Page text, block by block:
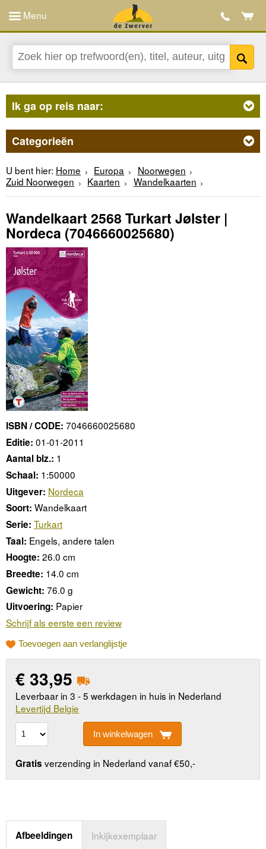
Menu
Ik ga op reis naar:
Categorieën
U bent hier: Home Europa
Noorwegen
Zuid Noorwegen
Kaarten Wandelkaarten
Wandelkaart 2568 Turkart Jølster |
Nordeca (7046660025680)
ISBN / CODE: 7046660025680
Editie: 01-01-2011
Aantal blz.: 1
Schaal: 1:50000
Uitgever: Nordeca
Soort: Wandelkaart
Serie: Turkart
Taal: Engels, andere talen
Hoogte: 26.0 cm
Breedte: 14.0 cm
Gewicht: 76.0 g
Uitvoering: Papier
Schrijf als eerste een review
Toevoegen aan verlanglijstje
€ 33,95
Leverbaar in 3 - 5 werkdagen in huis in Nederland
Levertijd Belgie
In winkelwagen
Gratis verzending in Nederland vanaf €50,-
Afbeeldingen Inkijkexemplaar